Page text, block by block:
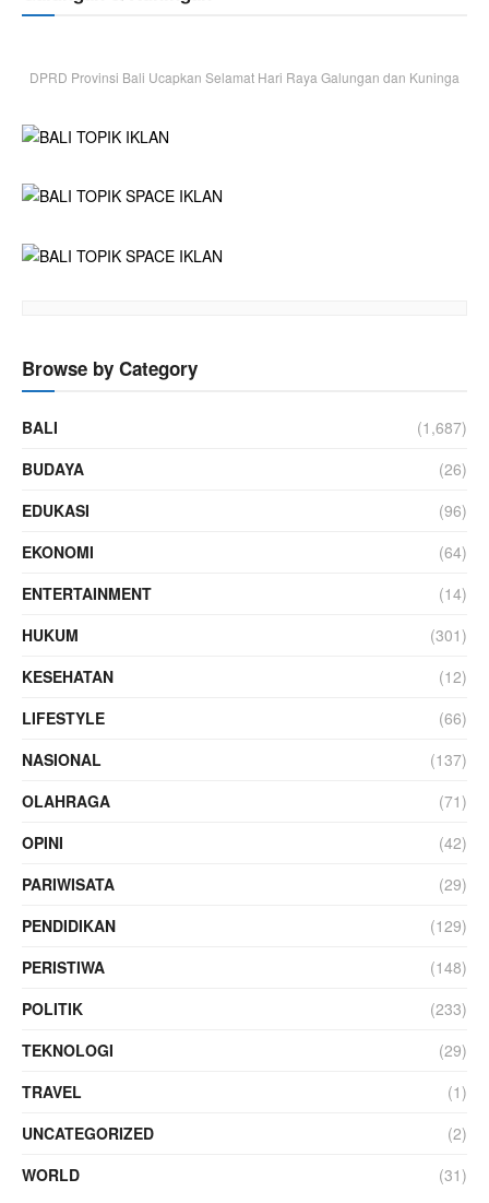
DPRD Provinsi Bali Ucapkan Selamat Hari Raya Galungan dan Kuninga
Browse by Category
BALI
(1,687)
BUDAYA
(26)
EDUKASI
(96)
EKONOMI
(64)
ENTERTAINMENT
(14)
HUKUM
(301)
KESEHATAN
(12)
LIFESTYLE
(66)
NASIONAL
(137)
OLAHRAGA
(71)
OPINI
(42)
PARIWISATA
(29)
PENDIDIKAN
(129)
PERISTIWA
(148)
POLITIK
(233)
TEKNOLOGI
(29)
TRAVEL
(1)
UNCATEGORIZED
(2)
WORLD
(31)